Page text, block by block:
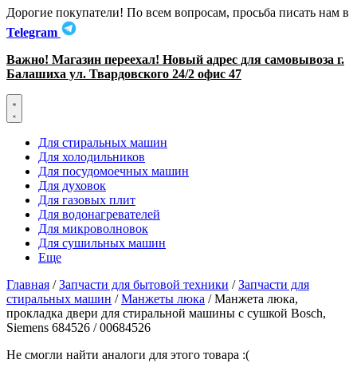
Дорогие покупатели! По всем вопросам, просьба писать нам в
Telegram
Важно! Магазин переехал! Новый адрес для самовывоза г.
Балашиха ул. Твардовского 24/2 офис 47
Для стиральных машин
Для холодильников
Для посудомоечных машин
Для духовок
Для газовых плит
Для водонагревателей
Для микроволновок
Для сушильных машин
Еще
Главная /Запчасти для бытовой техники /Запчасти для
стиральных машин /Манжеты люка / Манжета люка,
прокладка двери для стиральной машины с сушкой Bosch,
Siemens 684526 / 00684526
Не смогли найти аналоги для этого товара :(